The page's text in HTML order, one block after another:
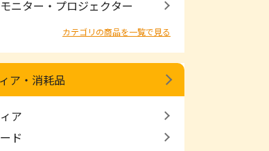
ニター・プロジェクター
カテゴリの商品を一覧で見る
ア・消耗品
ア
ド